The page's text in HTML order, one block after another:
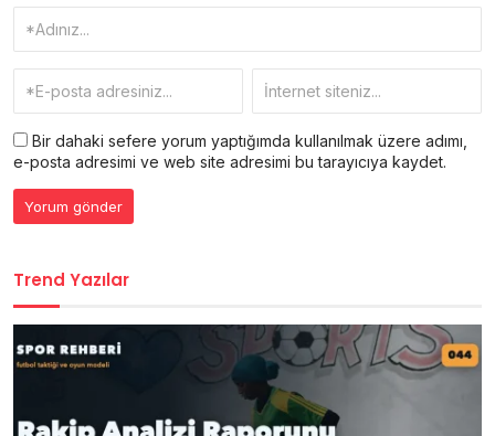
Bir dahaki sefere yorum yaptığımda kullanılmak üzere adımı,
e-posta adresimi ve web site adresimi bu tarayıcıya kaydet.
Trend Yazılar